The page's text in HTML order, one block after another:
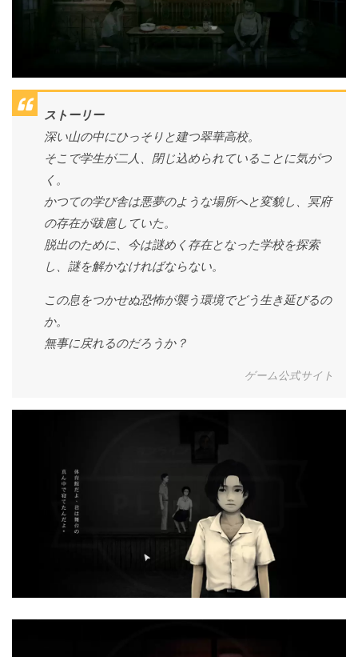
ストーリー
深い山の中にひっそりと建つ翠華高校。
そこで学生が二人、閉じ込められていることに気がつ
く。
かつての学び舎は悪夢のような場所へと変貌し、冥府
の存在が跋扈していた。
脱出のために、今は謎めく存在となった学校を探索
し、謎を解かなければならない。
この息をつかせぬ恐怖が襲う環境でどう生き延びるの
か。
無事に戻れるのだろうか？
ゲーム公式サイト